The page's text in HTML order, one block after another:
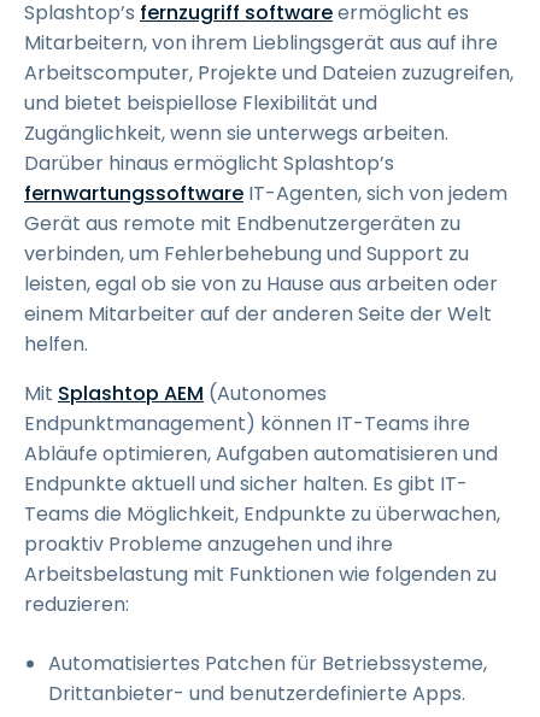
Splashtop’s fernzugriff softwareermöglicht es
Mitarbeitern, von ihrem Lieblingsgerät aus auf ihre
Arbeitscomputer, Projekte und Dateien zuzugreifen,
und bietet beispiellose Flexibilität und
Zugänglichkeit, wenn sie unterwegs arbeiten.
Darüber hinaus ermöglicht Splashtop’s
fernwartungssoftware IT-Agenten, sich von jedem
Gerät aus remote mit Endbenutzergeräten zu
verbinden, um Fehlerbehebung und Support zu
leisten, egal ob sie von zu Hause aus arbeiten oder
einem Mitarbeiter auf der anderen Seite der Welt
helfen.
Mit Splashtop AEM (Autonomes
Endpunktmanagement) können IT-Teams ihre
Abläufe optimieren, Aufgaben automatisieren und
Endpunkte aktuell und sicher halten. Es gibt IT-
Teams die Möglichkeit, Endpunkte zu überwachen,
proaktiv Probleme anzugehen und ihre
Arbeitsbelastung mit Funktionen wie folgenden zu
reduzieren:
Automatisiertes Patchen für Betriebssysteme,
Drittanbieter- und benutzerdefinierte Apps.